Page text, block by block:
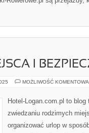
I
MOŻLIWOŚĆ
Hotel-Logan.com.pl to
zwiedzaniu rodzimych
organizować urlop w